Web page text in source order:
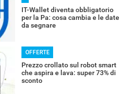
IT-Wallet diventa obbligatorio
per la Pa: cosa cambia e le date
da segnare
OFFERTE
Prezzo crollato sul robot smart
che aspira e lava: super 73% di
sconto